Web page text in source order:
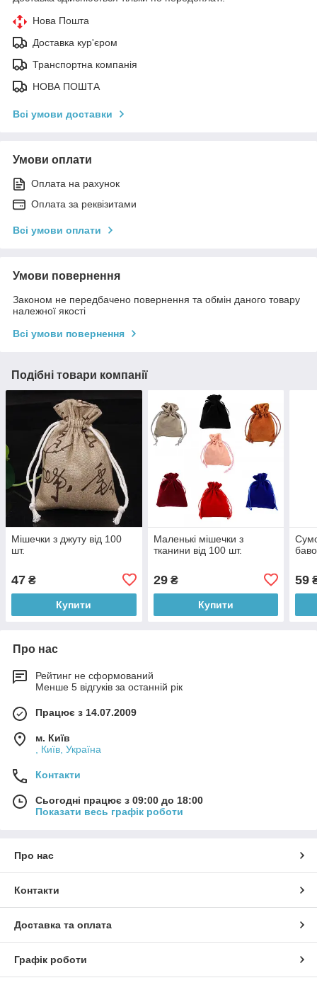
Нова Пошта
Доставка кур'єром
Транспортна компанія
НОВА ПОШТА
Всі умови доставки
Умови оплати
Оплата на рахунок
Оплата за реквізитами
Всі умови оплати
Умови повернення
Законом не передбачено повернення та обмін даного товару
належної якості
Всі умови повернення
Подібні товари компанії
Мішечки з джуту від 100
шт.
47 ₴
Купити
Маленькі мішечки з
тканини від 100 шт.
29₴
Купити
59
Про нас
Рейтинг не сформований
Менше 5 відгуків за останній рік
Працює з 14.07.2009
м. Київ
, Київ, Україна
Контакти
Сьогодні працює з 09:00 до 18:00
Показати весь графік роботи
Про нас
Контакти
Доставка та оплата
Графік роботи